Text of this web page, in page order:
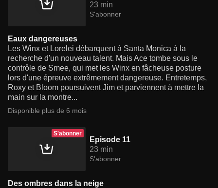
23 min
S'abonner
Eaux dangereuses
Les Winx et Lorelei débarquent à Santa Monica à la
recherche d'un nouveau talent. Mais Ace tombe sous le
contrôle de Smee, qui met les Winx en fâcheuse posture
lors d'une épreuve extrêmement dangereuse. Entretemps,
Roxy et Bloom poursuivent Jim et parviennent à mettre la
main sur la montre...
Disponible plus de 6 mois
S'abonner
Episode 11
23 min
S'abonner
Des ombres dans la neige